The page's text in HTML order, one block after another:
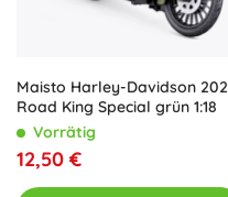
Maisto Harley-Davidson
Road King Special grün 1:18
Vorrätig
12,50 €